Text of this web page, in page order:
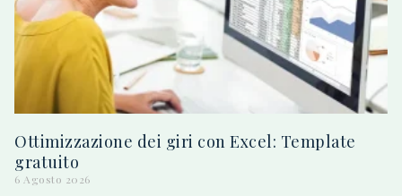
Ottimizzazione dei giri con Excel: Template
gratuito
6 Agosto 2026